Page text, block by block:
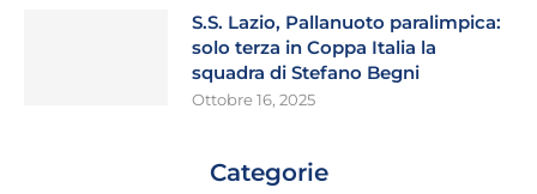
S.S. Lazio, Pallanuoto paralimpica:
solo terza in Coppa Italia la
squadra di Stefano Begni
Ottobre 16, 2025
Categorie